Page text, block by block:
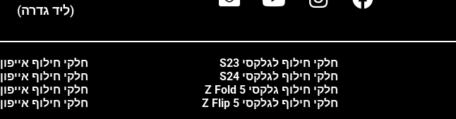
(ליד גדרה)
חלקי חילוף אייפון 12
חלקי חילוף אייפון 13
חלקי חילוף אייפון 14
חלקי חילוף אייפון 15
חלקי חילוף לגלקסי S23
חלקי חילוף לגלקסי S24
חלקי חילוף גלקסי Z Fold 5
חלקי חילוף לגלקסי Z Flip 5